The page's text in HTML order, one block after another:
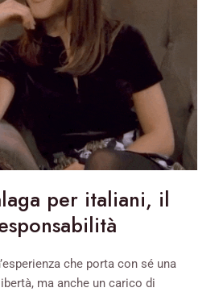
per italiani, il
che porta con sé una
ma anche un carico di